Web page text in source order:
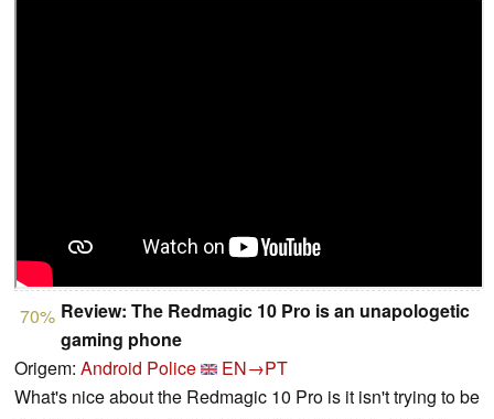
70% Review: The Redmagic 10 Pro is an unapologetic
gaming phone
Origem: Android Police
EN→PT
What's nice about the Redmagic 10 Pro is it isn't trying to be